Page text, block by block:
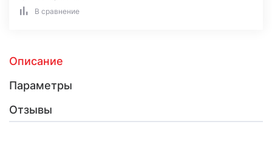
В сравнение
Описание
Параметры
Отзывы